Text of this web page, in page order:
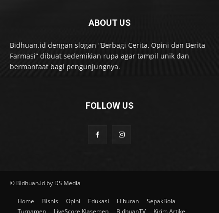
ABOUT US
Bidhuan.id dengan slogan “Berbagi Cerita, Opini dan Berita
Farmasi” dibuat sedemikian rupa agar tampil unik dan
bermanfaat bagi pengunjungnya.
FOLLOW US
© Bidhuan.id by DS Media
Home Bisnis Opini Edukasi Hiburan
SepakBola